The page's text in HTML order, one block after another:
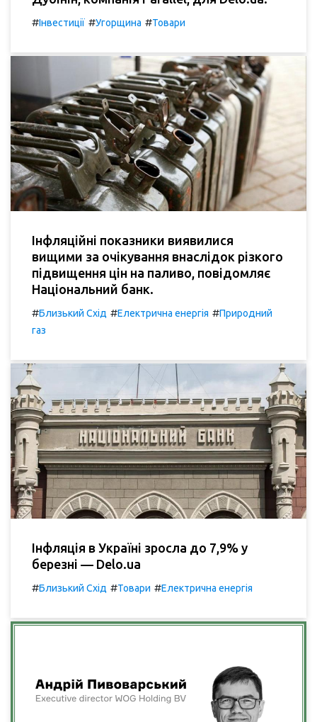
#Інвестиції #Угорщина #Товари
Інфляційні показники виявилися
вищими за очікування внаслідок різкого
підвищення цін на паливо, повідомляє
Національний банк.
#Близький Схід #Електрична енергія #Природний
газ
Інфляція в Україні зросла до 7,9% у
березні — Delo.ua
#Близький Схід #Товари #Електрична енергія